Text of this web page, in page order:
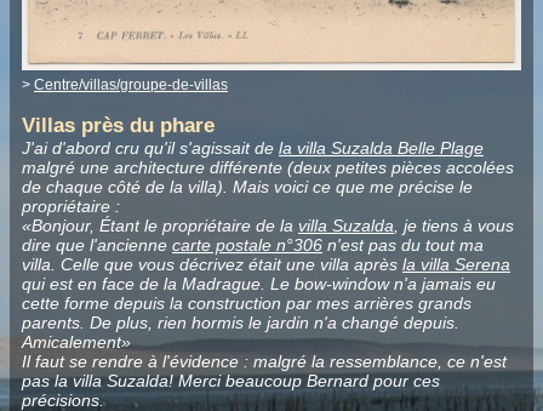
> Centre/villas/groupe-de-villas
Villas près du phare
J'ai d'abord cru qu'il s'agissait de la villa Suzalda Belle Plage
malgré une architecture différente (deux petites pièces accolées
de chaque côté de la villa). Mais voici ce que me précise le
propriétaire :
«Bonjour, Étant le propriétaire de la villa Suzalda , je tiens à vous
dire que l'ancienne carte postale n°306 n'est pas du tout ma
villa. Celle que vous décrivez était une villa après la villa Serena
qui est en face de la Madrague. Le bow-window n'a jamais eu
cette forme depuis la construction par mes arrières grands
parents. De plus, rien hormis le jardin n'a changé depuis.
Amicalement»
Il faut se rendre à l'évidence : malgré la ressemblance, ce n'est
pas la villa Suzalda! Merci beaucoup Bernard pour ces
précisions.